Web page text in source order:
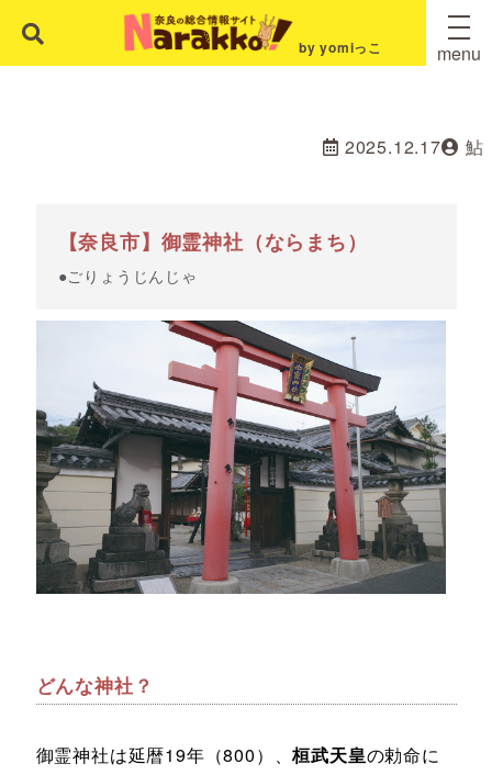
by yomiっこ menu
2025.12.17 鮎
【奈良市】御霊神社（ならまち）
●ごりょうじんじゃ
どんな神社？
御霊神社は延暦19年（800）、桓武天皇の勅命に